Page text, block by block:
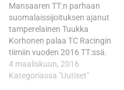
Mansaaren TT:n parhaan
suomalaissijoituksen ajanut
tamperelainen Tuukka
Korhonen palaa TC Racingin
tiimiin vuoden 2016 TT:ssä.
Viime vuonna Lightweight-
luokan kolmanneksitoista
4 maaliskuun, 2016
Kategoriassa "Uutiset"